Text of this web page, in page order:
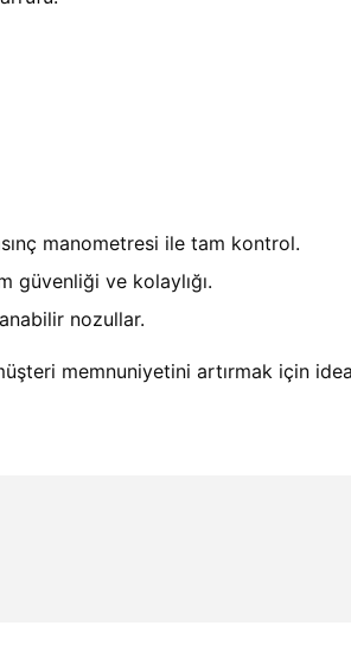
manometresi ile tam kontrol.
güvenliği ve kolaylığı.
nozullar.
memnuniyetini artırmak için